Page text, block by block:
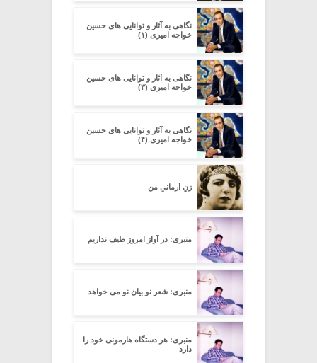
نگاهی به آثار و توانایی های حسین
خواجه امیری (۱)
نگاهی به آثار و توانایی های حسین
خواجه امیری (۳)
نگاهی به آثار و توانایی های حسین
خواجه امیری (۴)
زنِ آرمانیِ من
منبری: در آواز امروز طیف نداریم
منبری: شعر نو بیان نو می خواهد
منبری: هر دستگاه هارمونی خود را
دارد